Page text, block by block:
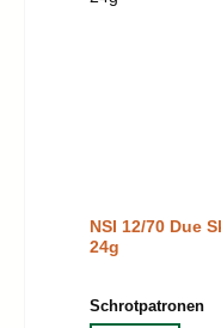
NSI 12/70 Due
24g
Schrotpatronen